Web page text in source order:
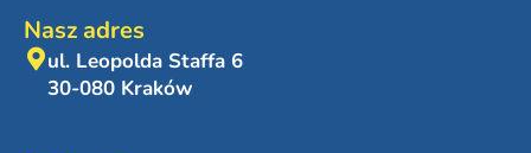
Nasz adres
ul. Leopolda Staffa 6
30-080 Kraków